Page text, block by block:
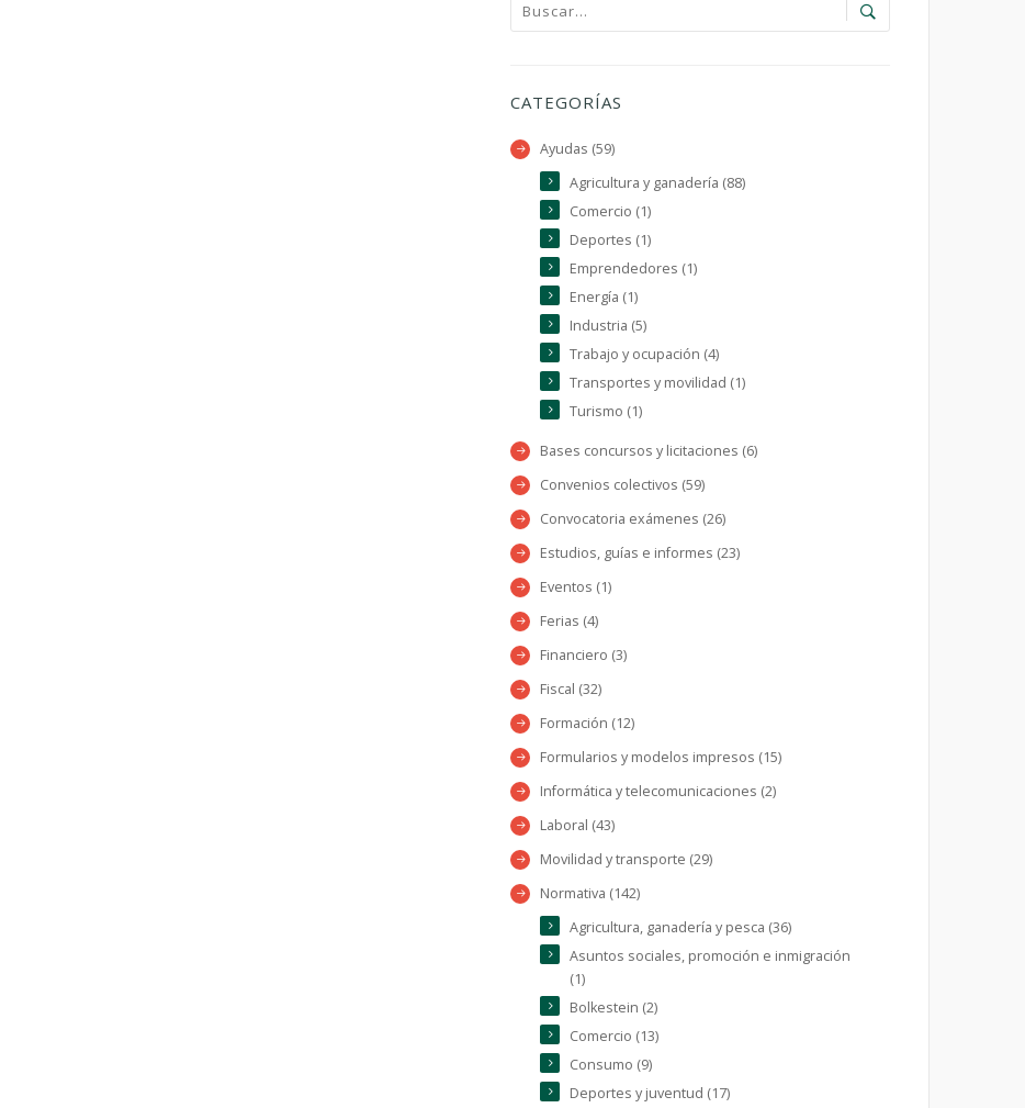
CATEGORÍAS
Ayudas (59)
Agricultura y ganadería (88)
Comercio (1)
Deportes (1)
Emprendedores (1)
Energía (1)
Industria (5)
Trabajo y ocupación (4)
Transportes y movilidad (1)
Turismo (1)
Bases concursos y licitaciones (6)
Convenios colectivos (59)
Convocatoria exámenes (26)
Estudios, guías e informes (23)
Eventos (1)
Ferias (4)
Financiero (3)
Fiscal (32)
Formación (12)
Formularios y modelos impresos (15)
Informática y telecomunicaciones (2)
Laboral (43)
Movilidad y transporte (29)
Normativa (142)
Agricultura, ganadería y pesca (36)
Asuntos sociales, promoción e inmigración
(1)
Bolkestein (2)
Comercio (13)
Consumo (9)
Deportes y juventud (17)